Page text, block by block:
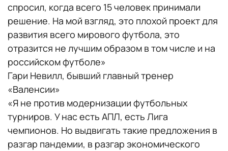
спросил, когда всего 15 человек принимали
решение. На мой взгляд, это плохой проект для
развития всего мирового футбола, это
отразится не лучшим образом в том числе и на
российском футболе»
Гари Невилл, бывший главный тренер
«Валенсии»
«Я не против модернизации футбольных
турниров. У нас есть АПЛ, есть Лига
чемпионов. Но выдвигать такие предложения в
разгар пандемии, в разгар экономического